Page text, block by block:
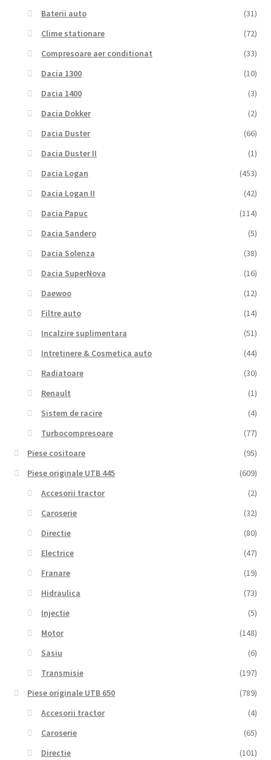
Baterii auto
(31)
Clime stationare
(72)
Compresoare aer conditionat
(33)
Dacia 1300
(10)
Dacia 1400
(3)
Dacia Dokker
(2)
Dacia Duster
(66)
Dacia Duster II
(1)
Dacia Logan
(453)
Dacia Logan II
(42)
Dacia Papuc
(114)
Dacia Sandero
(5)
Dacia Solenza
(38)
Dacia SuperNova
(16)
Daewoo
(12)
Filtre auto
(14)
Incalzire suplimentara
(51)
Intretinere & Cosmetica auto
(44)
Radiatoare
(30)
Renault
(1)
Sistem de racire
(4)
Turbocompresoare
(77)
Piese cositoare
(95)
Piese originale UTB 445
(609)
Accesorii tractor
(2)
Caroserie
(32)
Directie
(80)
Electrice
(47)
Franare
(19)
Hidraulica
(73)
Injectie
(5)
Motor
(148)
Sasiu
(6)
Transmisie
(197)
Piese originale UTB 650
(789)
Accesorii tractor
(4)
Caroserie
(65)
Directie
(101)